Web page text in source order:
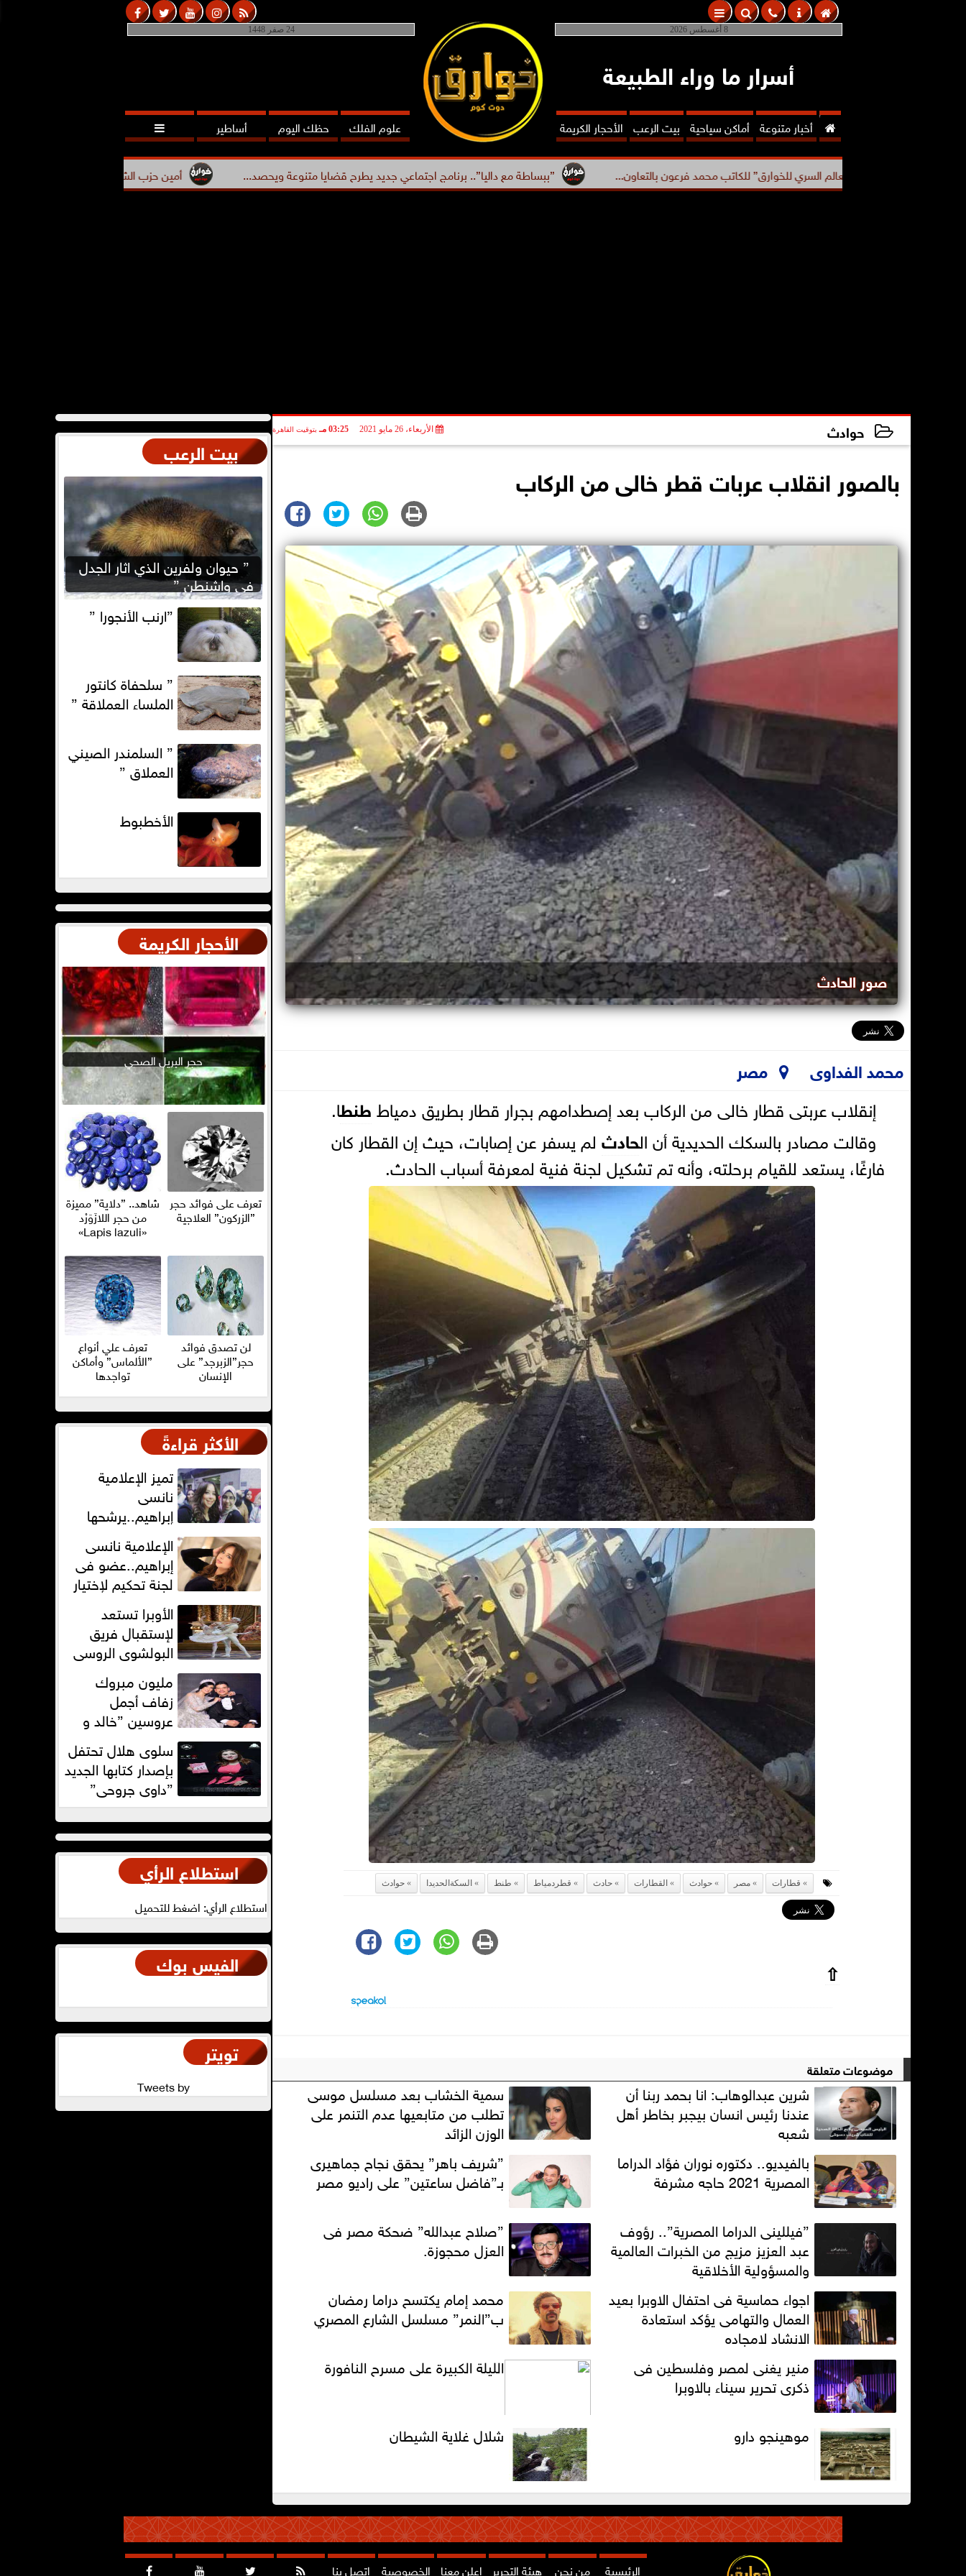
24 صفر 1448 8 أغسطس 2026
أسرار ما وراء الطبيعة
 أخبار متنوعة أماكن سياحية بيت الرعب الأحجار الكريمة علوم الفلك حظك اليوم أساطير 
أمين حزب الشعب الجمهوري بأسيوط يعقد اجتماعًا ”ببساطة مع داليا”.. برنامج اجتماعي جديد يطرح قضايا متنوعة ويحصد... كتاب ”العالم السري للخوارق” للكاتب محمد فرعون بالتعاون...
حوادث الأربعاء، 26 مايو 2021 03:25 مـ بتوقيت القاهرة
بالصور انقلاب عربات قطر خالى من الركاب
صور الحادث
محمد الفداوى
مصر
إنقلاب عربتى قطار خالى من الركاب بعد إصطدامهم بجرار قطار بطريق دمياططنطا.
وقالت مصادر بالسكك الحديدية أن الحادث لم يسفر عن إصابات، حيث إن القطار كان
فارغًا، يستعد للقيام برحلته، وأنه تم تشكيل لجنة فنية لمعرفة أسباب الحادث.
قطارات مصر حوادث القطارات حادث قطردمياط طنط السكةالحديدا حوادث
⇧
موضوعات متعلقة
شرين عبدالوهاب: انا بحمد ربنا أن
عندنا رئيس انسان بيجبر بخاطر أهل
شعبه
سمية الخشاب بعد مسلسل موسى
تطلب من متابعيها عدم التنمر على
الوزن الزائد
بالفيديو.. دكتوره نوران فؤاد الدراما
المصرية 2021 حاجه مشرفة
”شريف باهر” يحقق نجاح جماهيرى
بـ”فاضل ساعتين” على راديو مصر
”فيللينى الدراما المصرية”.. رؤوف
عبد العزيز مزيج من الخبرات العالمية
والمسؤولية الأخلاقية
”صلاح عبدالله” ضحكة مصر فى
العزل محجوزة.
اجواء حماسية فى احتفال الاوبرا بعيد
العمال والتهامى يؤكد استعادة
الانشاد لامجاده
محمد إمام يكتسح دراما رمضان
ب”النمر” مسلسل الشارع المصري
منير يغنى لمصر وفلسطين فى
ذكرى تحرير سيناء بالاوبرا
الليلة الكبيرة على مسرح النافورة
موهينجو دارو شلال غلاية الشيطان
بيت الرعب
” حيوان ولفرين الذي اثار الجدل
في واشنطن ”
”ارنب الأنجورا ”
” سلحفاة كانتور
الملساء العملاقة ”
” السلمندر الصيني
العملاق ”
الأخطبوط
الأحجار الكريمة
حجر البريل الصحي
تعرف على فوائد حجر
”الزركون” العلاجية
شاهد.. ”دلاية” مميزة
من حجر اللازَوَرْد
«Lapis lazuli»
لن تصدق فوائد
حجر”الزبرجد” على
الإنسان
تعرف علي أنواع
”الألماس” وأماكن
تواجدها
الأكثر قراءةً
تميز الإعلامية
نانسى
إبراهيم..يرشحها
الإعلام فى ماسبيروالإعلامية نانسى
إبراهيم..عضو فى
لجنة تحكيم لإختيار
أفضل مذيع
ومذيعة بالمنصورةالأوبرا تستعد
لإستقبال فريق
البولشوى الروسى
مليون مبروك
زفاف أجمل
عروسين ”خالد و
سلوى هلال تحتفل
بإصدار كتابها الجديد
”داوي جروحي”
استطلاع الرأي
استطلاع الرأي: اضغط للتحميل
الفيس بوك
تويتر
Tweets by
الرئيسية من نحن هيئة التحرير اعلن معنا الخصوصية اتصل بنا 


